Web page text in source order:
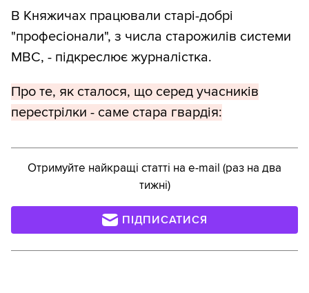
В Княжичах працювали старі-добрі
"професіонали", з числа старожилів системи
МВС, - підкреслює журналістка.
Про те, як сталося, що серед учасників
перестрілки - саме стара гвардія:
Отримуйте найкращі статті на e-mail (раз на два
тижні)
ПІДПИСАТИСЯ